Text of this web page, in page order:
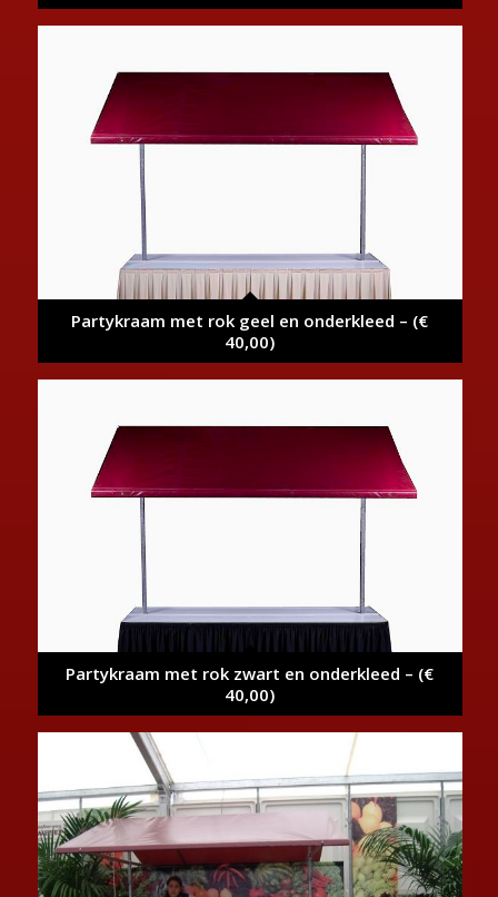
Partykraam met rok geel en onderkleed – (€
40,00)
Partykraam met rok zwart en onderkleed – (€
40,00)